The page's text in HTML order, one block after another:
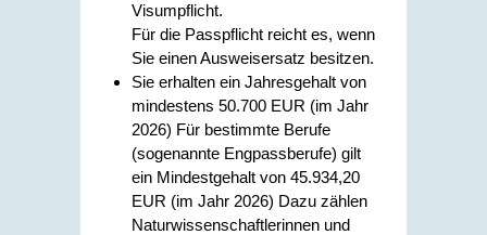
Visumpflicht.
Für die Passpflicht reicht es, wenn
Sie einen Ausweisersatz besitzen.
Sie erhalten ein Jahresgehalt von
mindestens 50.700 EUR (im Jahr
2026) Für bestimmte Berufe
(sogenannte Engpassberufe) gilt
ein Mindestgehalt von 45.934,20
EUR (im Jahr 2026) Dazu zählen
Naturwissenschaftlerinnen und